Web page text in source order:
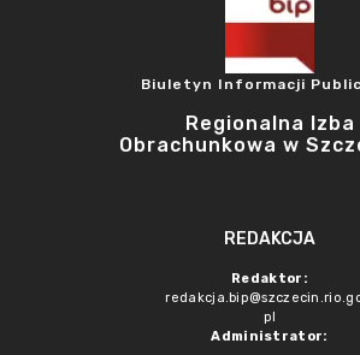
Biuletyn Informacji
Regionalna Izba
Obrachunkowa w
REDAKCJA
Redaktor:
pl
Administrator: